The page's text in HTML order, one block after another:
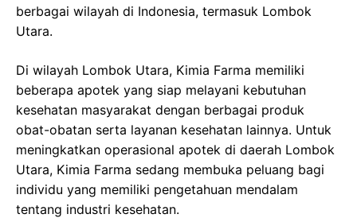
berbagai wilayah di Indonesia, termasuk Lombok
Utara.
Di wilayah Lombok Utara, Kimia Farma memiliki
beberapa apotek yang siap melayani kebutuhan
kesehatan masyarakat dengan berbagai produk
obat-obatan serta layanan kesehatan lainnya. Untuk
meningkatkan operasional apotek di daerah Lombok
Utara, Kimia Farma sedang membuka peluang bagi
individu yang memiliki pengetahuan mendalam
tentang industri kesehatan.